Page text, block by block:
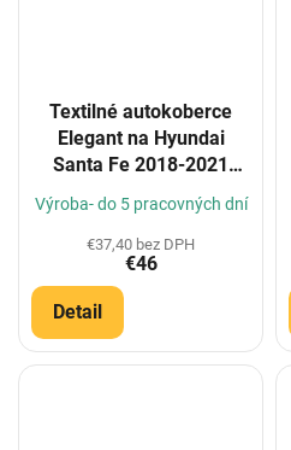
Textilné autokoberce
Elegant na Hyundai
Santa Fe 2018-2021
(Konfigurátor)
Výroba- do 5 pracovných dní
€37,40 bez DPH
€46
Detail